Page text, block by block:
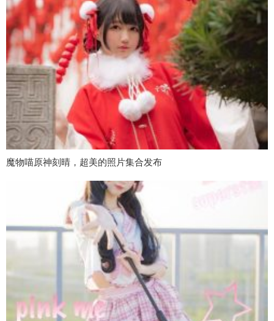
魔物喵原神刻晴，超美的照片集合发布